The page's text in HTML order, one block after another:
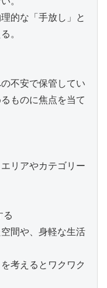
的な「手放し」と
。
不安で保管してい
ものに焦点を当て
リアやカテゴリー
る
間や、身軽な生活
考えるとワクワク